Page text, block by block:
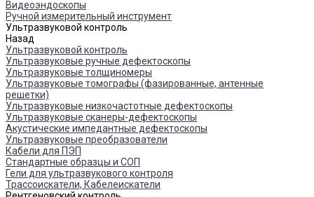
Видеоэндоскопы
Ручной измерительный инструмент
Ультразвуковой контроль
Назад
Ультразвуковой контроль
Ультразвуковые ручные дефектоскопы
Ультразвуковые толщиномеры
Ультразвуковые томографы (фазированные, антенные
решетки)
Ультразвуковые низкочастотные дефектоскопы
Ультразвуковые сканеры-дефектоскопы
Акустические импедантные дефектоскопы
Ультразвуковые преобразователи
Кабели для ПЭП
Стандартные образцы и СОП
Гели для ультразвукового контроля
Трассоискатели, Кабелеискатели